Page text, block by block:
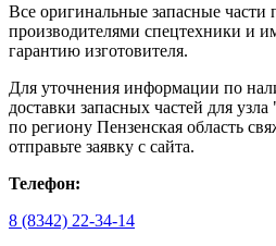
Все оригинальные запасные части
производителями спецтехники и
гарантию изготовителя.
Для уточнения информации по
доставки запасных частей для
по региону Пензенская область
отправьте заявку с сайта.
Телефон:
8 (8342) 22-34-14